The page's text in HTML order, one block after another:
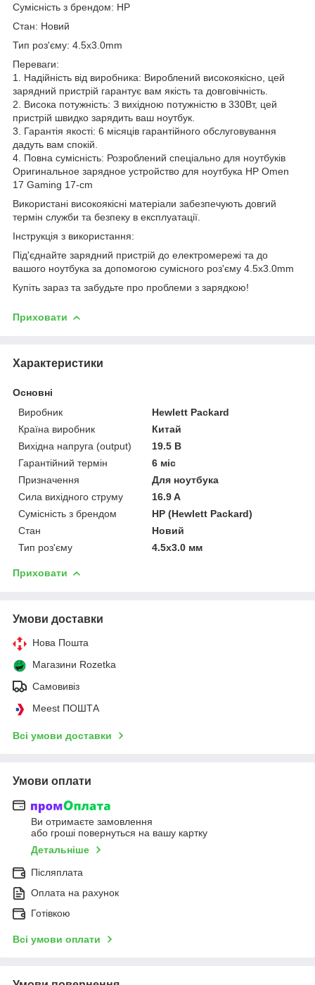
Сумісність з брендом: HP
Стан: Новий
Тип роз'єму: 4.5x3.0mm
Переваги:
1. Надійність від виробника: Вироблений високоякісно, цей
зарядний пристрій гарантує вам якість та довговічність.
2. Висока потужність: З вихідною потужністю в 330Вт, цей
пристрій швидко зарядить ваш ноутбук.
3. Гарантія якості: 6 місяців гарантійного обслуговування
дадуть вам спокій.
4. Повна сумісність: Розроблений спеціально для ноутбуків
Оригинальное зарядное устройство для ноутбука HP Omen
17 Gaming 17-cm
Використані високоякісні матеріали забезпечують довгий
термін служби та безпеку в експлуатації.
Інструкція з використання:
Під'єднайте зарядний пристрій до електромережі та до
вашого ноутбука за допомогою сумісного роз'єму 4.5x3.0mm
Купіть зараз та забудьте про проблеми з зарядкою!
Приховати
Характеристики
Основні
Виробник
Hewlett Packard
Країна виробник
Китай
Вихідна напруга (output)
19.5 В
Гарантійний термін
6 міс
Призначення
Для ноутбука
Сила вихідного струму
16.9 A
Сумісність з брендом
HP (Hewlett Packard)
Стан
Новий
Тип роз'єму
4.5x3.0 мм
Приховати
Умови доставки
Нова Пошта
Магазини Rozetka
Самовивіз
Meest ПОШТА
Всі умови доставки
Умови оплати
Ви отримаєте замовлення
або гроші повернуться на вашу картку
Детальніше
Післяплата
Оплата на рахунок
Готівкою
Всі умови оплати